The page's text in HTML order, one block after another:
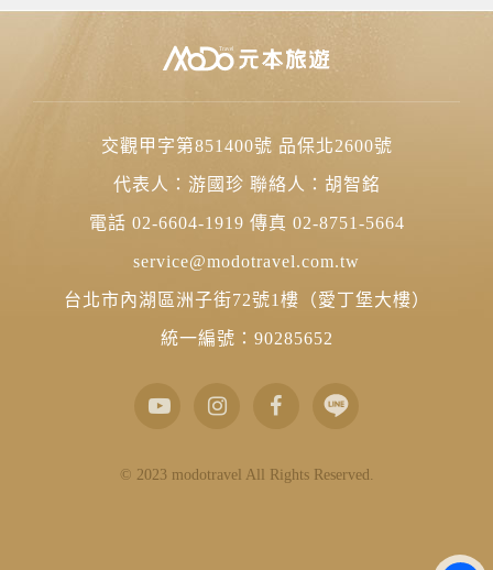
交觀甲字第851400號 品保北2600號
代表人：游國珍 聯絡人：胡智銘
電話 02-6604-1919 傳真 02-8751-5664
service@modotravel.com.tw
台北市內湖區洲子街72號1樓（愛丁堡大樓）
統一編號：90285652
© 2023 modotravel All Rights Reserved.